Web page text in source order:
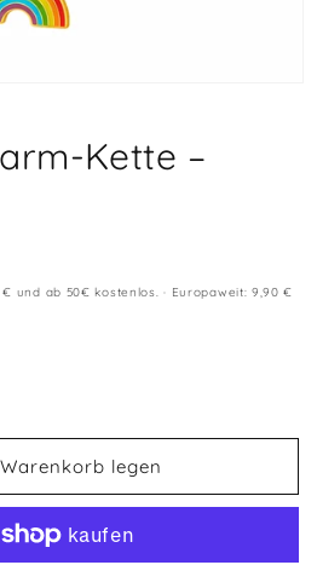
Kette –
und ab 50€ kostenlos. · Europaweit: 9,90 €
legen